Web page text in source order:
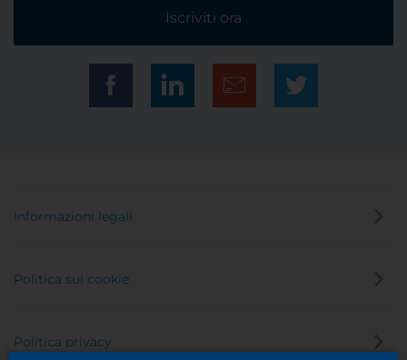
Iscriviti ora
Informazioni legali
Politica sui cookie
Politica privacy